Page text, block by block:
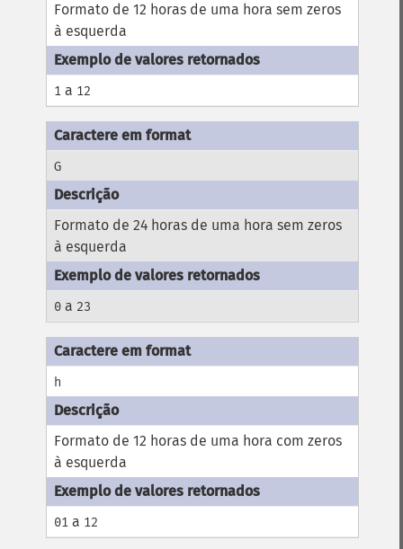
Formato de 12 horas de uma hora sem zeros
à esquerda
1 a 12
G
Formato de 24 horas de uma hora sem zeros
à esquerda
0 a 23
h
Formato de 12 horas de uma hora com zeros
à esquerda
01 a 12